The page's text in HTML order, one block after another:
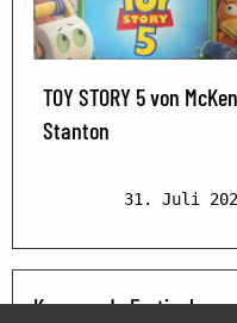
TOY STORY 5 von
Stanton
31. Juli
Kommende Festivals